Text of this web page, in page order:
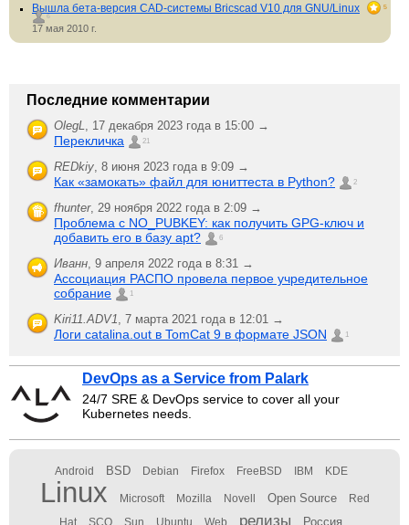
Вышла бета-версия CAD-системы Bricscad V10 для GNU/Linux
5
6
17 мая 2010 г.
Последние комментарии
OlegL, 17 декабря 2023 года в 15:00 →
Перекличка 21
REDkiy, 8 июня 2023 года в 9:09 →
Как «замокать» файл для юниттеста в Python? 2
fhunter, 29 ноября 2022 года в 2:09 →
Проблема с NO_PUBKEY: как получить GPG-ключ и
добавить его в базу apt?
6
Иванн, 9 апреля 2022 года в 8:31 →
Ассоциация РАСПО провела первое учредительное
собрание
1
Kiri11.ADV1, 7 марта 2021 года в 12:01 →
Логи catalina.out в TomCat 9 в формате JSON 1
DevOps as a Service from Palark
24/7 SRE & DevOps service to cover all your
Kubernetes needs.
Android BSD Debian Firefox FreeBSD IBM KDE
Linux Microsoft Mozilla Novell Open Source Red
Hat SCO Sun Ubuntu Web релизы Россия